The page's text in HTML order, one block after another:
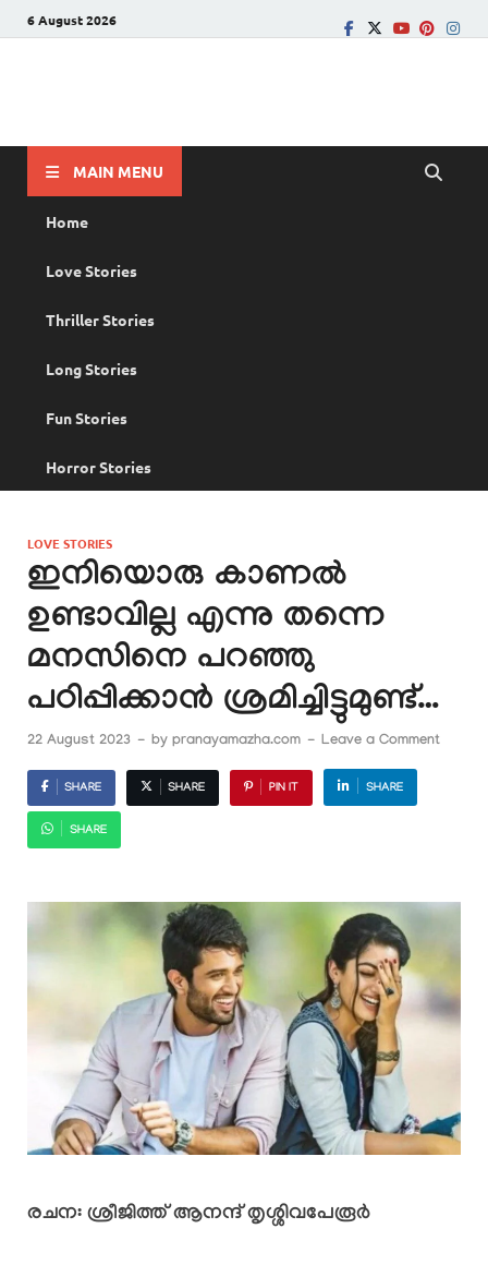
6 August 2026
MAIN MENU
Home
Love Stories
Thriller Stories
Long Stories
Fun Stories
Horror Stories
LOVE STORIES
ഇനിയൊരു കാണൽ
ഉണ്ടാവില്ല എന്നു തന്നെ
മനസിനെ പറഞ്ഞു
പഠിപ്പിക്കാൻ ശ്രമിച്ചിട്ടുമുണ്ട്…
22 August 2023 - by pranayamazha.com - Leave a Comment
SHARE SHARE PIN IT SHARE
SHARE
രചന: ശ്രീജിത്ത് ആനന്ദ് തൃശ്ശിവപേരൂർ